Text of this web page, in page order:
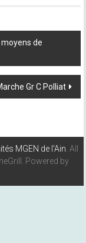
de
Gr C Polliat
MGEN de l'Ain . All
Powered by